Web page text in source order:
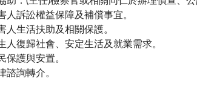
人訴訟權益保障及補償事宜。
人生活扶助及相關保護。
人復歸社會、安定生活及就業需求。
保護與安置。
諮詢轉介。